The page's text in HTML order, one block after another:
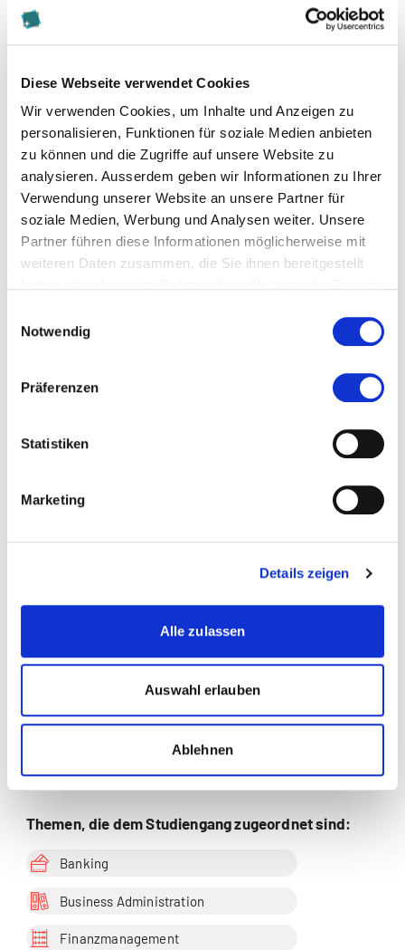
Diese Webseite verwendet Cookies
Wir verwenden Cookies, um Inhalte und Anzeigen zu
personalisieren, Funktionen für soziale Medien anbieten
zu können und die Zugriffe auf unsere Website zu
analysieren. Ausserdem geben wir Informationen zu Ihrer
Verwendung unserer Website an unsere Partner für
soziale Medien, Werbung und Analysen weiter. Unsere
Partner führen diese Informationen möglicherweise mit
weiteren Daten zusammen, die Sie ihnen bereitgestellt
Notwendig
Präferenzen
Statistiken
Marketing
Details zeigen
Alle zulassen
Auswahl erlauben
Ablehnen
Business Administration |
Wirtschaft
Bildungsberater more...
more...
more...
more...
Zur Merkliste hinzufügen
Themen, die dem Studiengang zugeordnet sind:
Banking
Business Administration
Finanzmanagement